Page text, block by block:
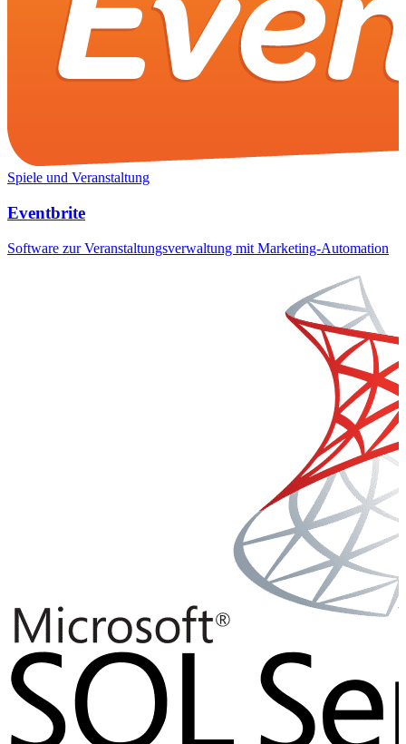
Spiele und Veranstaltung
Eventbrite
Software zur Veranstaltungsverwaltung mit Marketing-Automation